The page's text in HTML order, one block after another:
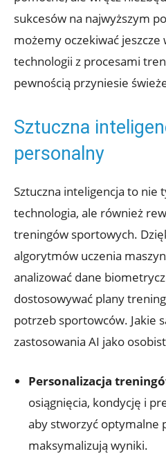
sukcesów na najwyższym
możemy oczekiwać jeszcze
technologii z procesami
pewnością przyniesie
Sztuczna
personalny
Sztuczna inteligencja to nie
technologia, ale również
treningów sportowych.
algorytmów uczenia
analizować dane
dostosowywać plany
potrzeb sportowców. Jakie
zastosowania AI jako
Personalizacja
osiągnięcia, kondycję i
aby stworzyć optymalne
maksymalizują wyniki.